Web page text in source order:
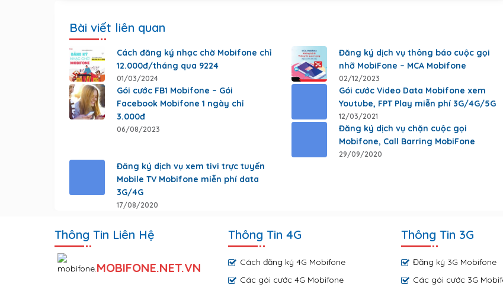
Bài viết liên quan
Cách đăng ký nhạc chờ Mobifone chỉ
12.000đ/tháng qua 9224
01/03/2024
Đăng ký dịch vụ thông báo cuộc gọi
nhỡ MobiFone – MCA Mobifone
02/12/2023
Gói cước FB1 Mobifone – Gói
Facebook Mobifone 1 ngày chỉ
3.000đ
06/08/2023
Gói cước Video Data Mobifone xem
Youtube, FPT Play miễn phí 3G/4G/5G
12/03/2021
Đăng ký dịch vụ chặn cuộc gọi
Mobifone, Call Barring MobiFone
29/09/2020
Đăng ký dịch vụ xem tivi trực tuyến
Mobile TV Mobifone miễn phí data
3G/4G
17/08/2020
Thông Tin Liên Hệ
MOBIFONE.NET.VN
Thông Tin 4G
Cách đăng ký 4G Mobifone
Các gói cước 4G Mobifone
Thông Tin 3G
Đăng ký 3G Mobifone
Các gói cước 3G